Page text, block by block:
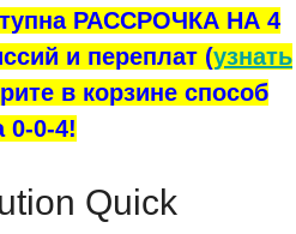
РАССРОЧКА НА 4
и переплат (узнать
в корзине способ
0-0-4!
Quick